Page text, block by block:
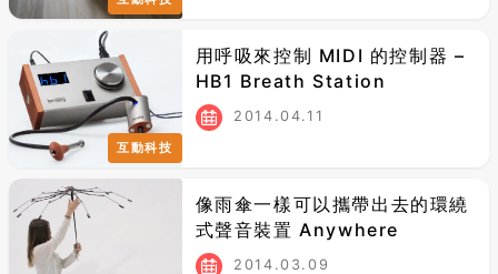
互動科技
用呼吸來控制 MIDI 的控制器 –
HB1 Breath Station
2014.04.11
像雨傘一樣可以攜帶出去的環繞
式聲音裝置 Anywhere
2014.03.09